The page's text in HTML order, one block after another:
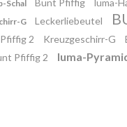
Schal Bunt Pfiffig
luma-
G Leckerliebeutel
2 Kreuzgeschirr-G
Pfiffig 2 luma-